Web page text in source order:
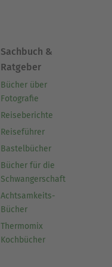
Sachbuch &
Ratgeber
Bücher über
Fotografie
Reiseberichte
Reiseführer
Bastelbücher
Bücher für die
Schwangerschaft
Achtsamkeits-
Bücher
Thermomix
Kochbücher